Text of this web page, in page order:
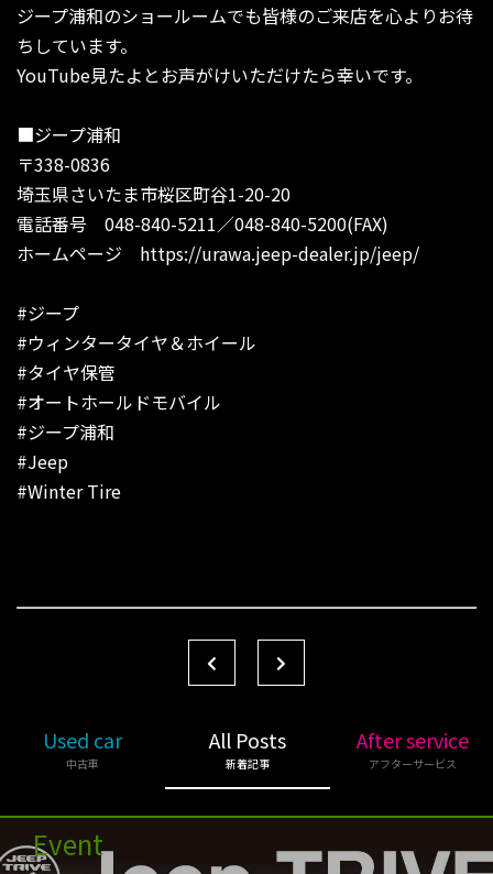
ジープ浦和のショールームでも皆様のご来店を心よりお待
ちしています。
YouTube見たよとお声がけいただけたら幸いです。
■ジープ浦和
〒338-0836
埼玉県さいたま市桜区町谷1-20-20
電話番号 048-840-5211／048-840-5200(FAX)
ホームページ https://urawa.jeep-dealer.jp/jeep/
#ジープ
#ウィンタータイヤ＆ホイール
#タイヤ保管
#オートホールドモバイル
#ジープ浦和
#Jeep
#Winter Tire
Used car
中古車
All Posts
新着記事
After service
アフターサービス
Event